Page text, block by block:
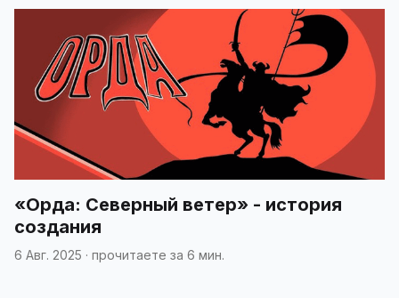
«Орда: Северный ветер» - история
создания
6 Авг. 2025 · прочитаете за 6 мин.